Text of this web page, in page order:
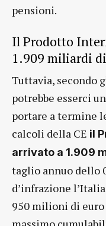
pensioni.
Il Prodotto
1.909 miliardi
Tuttavia, secondo
potrebbe esserci
portare a termine
calcoli della CE il
arrivato a 1.909
taglio annuo dello
d’infrazione
950 milioni di euro